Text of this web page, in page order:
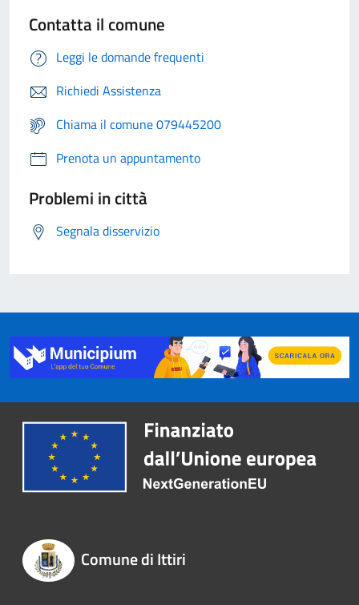
Contatta il comune
Leggi le domande frequenti
Richiedi Assistenza
Chiama il comune 079445200
Prenota un appuntamento
Problemi in città
Segnala disservizio
Comune di Ittiri